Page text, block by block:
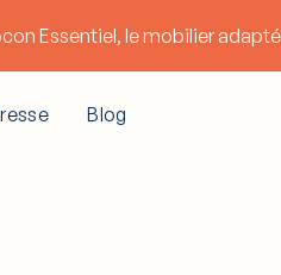
Essentiel, le mobilier
Blog